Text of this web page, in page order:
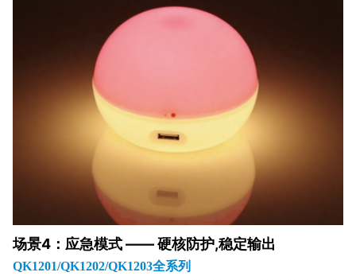
场景4：应急模式 —— 硬核防护,稳定输出
QK1201/QK1202/QK1203全系列